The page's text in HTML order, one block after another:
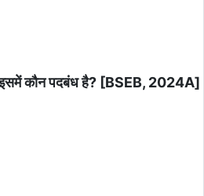
इसमें कौन पदबंध है? [BSEB, 2024A]